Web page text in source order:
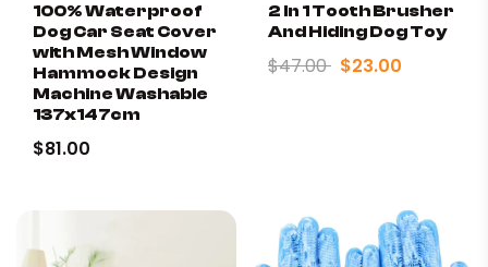
Soft cushioning provides
superior relaxation and joint support.
100% Waterproof
Dog Car Seat Cover
with Mesh Window
Hammock Design
Machine Washable
137x147cm
$81.00
2 In 1 Tooth Brusher
And Hiding Dog Toy
$47.00 $23.00